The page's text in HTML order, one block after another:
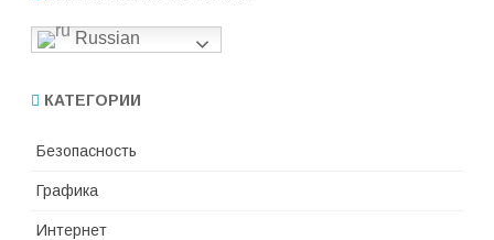
Russian
КАТЕГОРИИ
Безопасность
Графика
Интернет